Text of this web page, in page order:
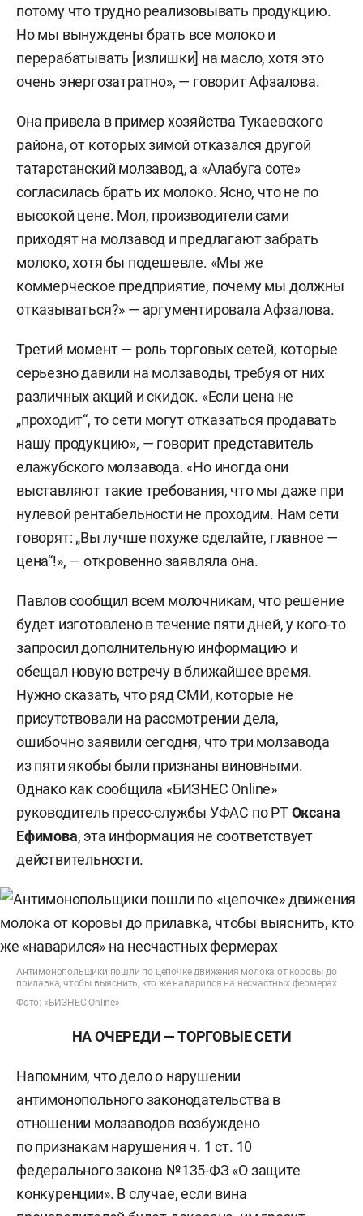
потому что трудно реализовывать продукцию.
Но мы вынуждены брать все молоко и
перерабатывать [излишки] на масло, хотя это
очень энергозатратно», — говорит Афзалова.
Она привела в пример хозяйства Тукаевского
района, от которых зимой отказался другой
татарстанский молзавод, а «Алабуга соте»
согласилась брать их молоко. Ясно, что не по
высокой цене. Мол, производители сами
приходят на молзавод и предлагают забрать
молоко, хотя бы подешевле. «Мы же
коммерческое предприятие, почему мы должны
отказываться?» — аргументировала Афзалова.
Третий момент — роль торговых сетей, которые
серьезно давили на молзаводы, требуя от них
различных акций и скидок. «Если цена не
„проходит“, то сети могут отказаться продавать
нашу продукцию», — говорит представитель
елажубского молзавода. «Но иногда они
выставляют такие требования, что мы даже при
нулевой рентабельности не проходим. Нам сети
говорят: „Вы лучше похуже сделайте, главное —
цена“!», — откровенно заявляла она.
Павлов сообщил всем молочникам, что решение
будет изготовлено в течение пяти дней, у кого-то
запросил дополнительную информацию и
обещал новую встречу в ближайшее время.
Нужно сказать, что ряд СМИ, которые не
присутствовали на рассмотрении дела,
ошибочно заявили сегодня, что три молзавода
из пяти якобы были признаны виновными.
Однако как сообщила «БИЗНЕС Online»
руководитель пресс-службы УФАС по РТОксана
Ефимова, эта информация не соответствует
действительности.
Антимонопольщики пошли по цепочке движения молока от коровы до
прилавка, чтобы выяснить, кто же наварился на несчастных фермерах
Фото: «БИЗНЕС Online»
НА ОЧЕРЕДИ — ТОРГОВЫЕ СЕТИ
Напомним, что дело о нарушении
антимонопольного законодательства в
отношении молзаводов возбуждено
по признакам нарушения ч. 1 ст. 10
федерального закона №135-ФЗ «О защите
конкуренции». В случае, если вина